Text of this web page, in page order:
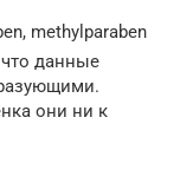
methylparaben
что данные
они ни к